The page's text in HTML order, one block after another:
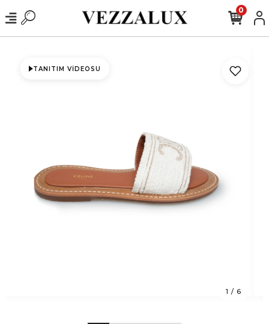
0
TANITIM VIDEOSU
1 / 6